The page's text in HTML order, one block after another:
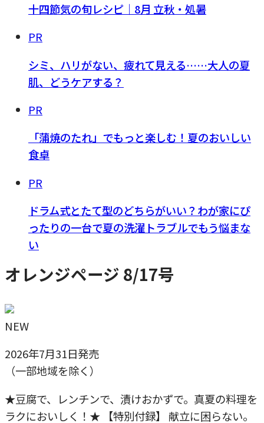
十四節気の旬レシピ｜8月 立秋・処暑
PR
シミ、ハリがない、疲れて見える……大人の夏
肌、どうケアする？
PR
「蒲焼のたれ」でもっと楽しむ！夏のおいしい
食卓
PR
ドラム式とたて型のどちらがいい？わが家にぴ
ったりの一台で夏の洗濯トラブルでもう悩まな
い
オレンジページ 8/17号
NEW
2026年7月31日発売
（一部地域を除く）
★豆腐で、レンチンで、漬けおかずで。真夏の料理を
ラクにおいしく！★ 【特別付録】 献立に困らない。